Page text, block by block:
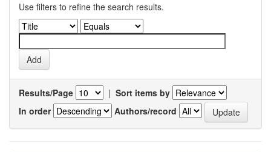
Use filters to refine the search results.
Results/Page | Sort items by
In order
Authors/record